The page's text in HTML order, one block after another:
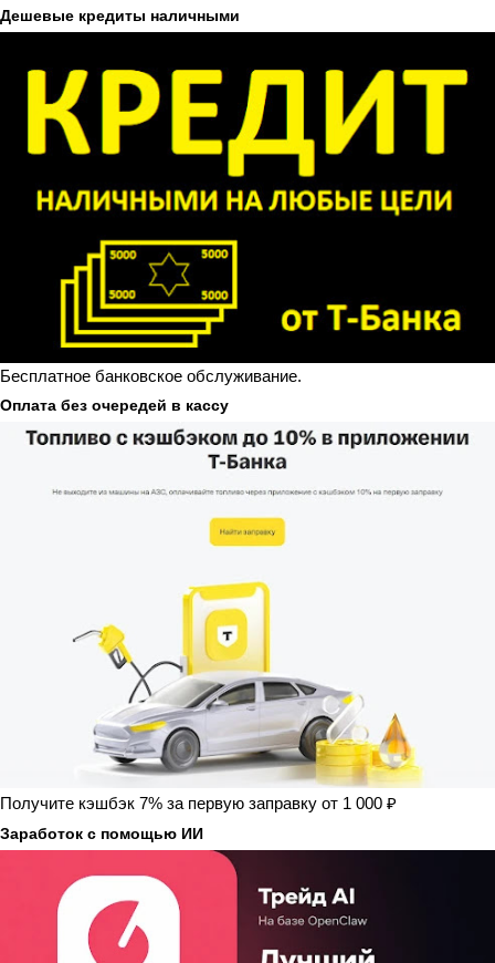
Дешевые кредиты наличными
Бесплатное банковское обслуживание.
Оплата без очередей в кассу
Получите кэшбэк 7% за первую заправку от 1 000 ₽
Заработок с помощью ИИ